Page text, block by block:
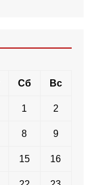
Сб Вс
1 2
8 9
15 16